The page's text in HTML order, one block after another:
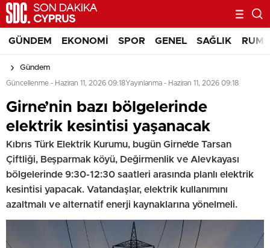
GÜNDEM EKONOMI SPOR GENEL SAĞLIK RUM
Gündem
Güncellenme - Haziran 11, 2026 09:18Yayınlanma - Haziran 11, 2026 09:18
Girne’nin bazı bölgelerinde
elektrik kesintisi yaşanacak
Kıbrıs Türk Elektrik Kurumu, bugün Girne’de Tarsan
Çiftliği, Beşparmak köyü, Değirmenlik ve Alevkayası
bölgelerinde 9:30-12:30 saatleri arasında planlı elektrik
kesintisi yapacak. Vatandaşlar, elektrik kullanımını
azaltmalı ve alternatif enerji kaynaklarına yönelmeli.